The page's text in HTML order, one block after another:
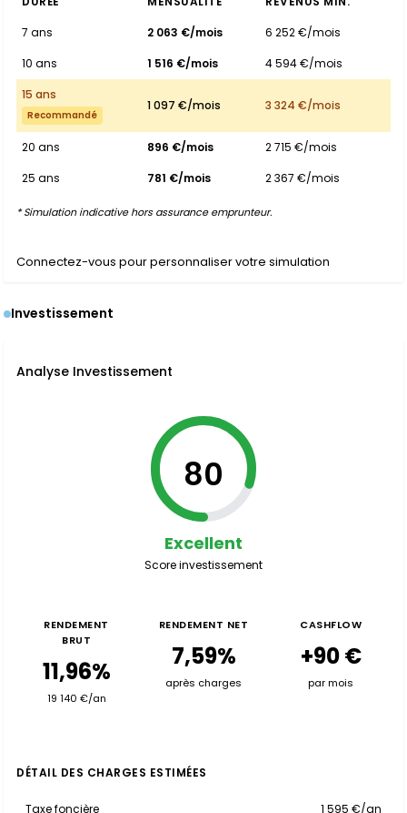
7 ans
2 063 €/mois
6 252 €/mois
10 ans
1 516 €/mois
4 594 €/mois
15 ans
Recommandé
1 097 €/mois 3 324 €/mois
20 ans 896 €/mois
2 715 €/mois
25 ans
781 €/mois 2 367 €/mois
* Simulation indicative hors assurance emprunteur.
Connectez-vous pour personnaliser votre simulation
Investissement
Analyse Investissement
80
Excellent
Score investissement
RENDEMENT
BRUT
11,96%
19 140 €/an
RENDEMENT NET
7,59%
après charges
CASHFLOW
+90 €
par mois
DÉTAIL DES CHARGES ESTIMÉES
Taxe foncière 1 595 €/an